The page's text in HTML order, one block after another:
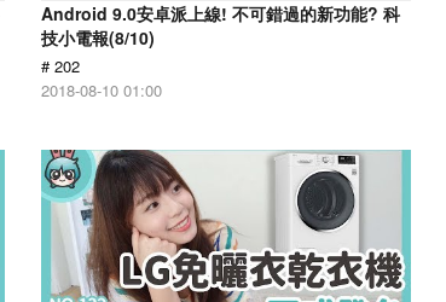
Android 9.0安卓派上線! 不可錯過的新功能? 科
技小電報(8/10)
# 202
2018-08-10 01:00